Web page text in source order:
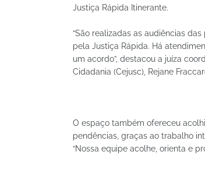
Justiça Rápida Itinerante.
“São realizadas as audiências
pela Justiça Rápida. Há
um acordo”, destacou a juíza
Cidadania (Cejusc), Rejane
O espaço também ofereceu
pendências, graças ao trabalho
“Nossa equipe acolhe, orienta e